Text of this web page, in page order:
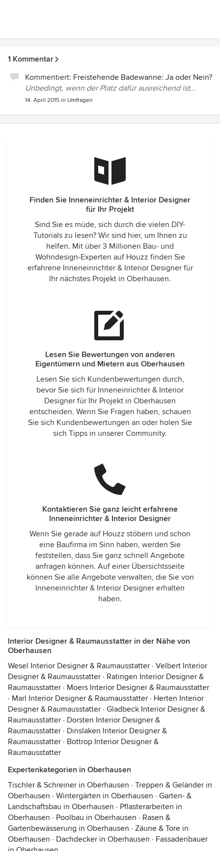
1 Kommentar
Kommentiert: Freistehende Badewanne: Ja oder Nein?
Unbedingt, wenn der Platz dafür ausreichend ist...
14. April 2015 in Umfragen
Finden Sie Inneneinrichter & Interior Designer
für Ihr Projekt
Sind Sie es müde, sich durch die vielen DIY-
Tutorials zu lesen? Wir sind hier, um Ihnen zu
helfen. Mit über 3 Millionen Bau- und
Wohndesign-Experten auf Houzz finden Sie
erfahrene Inneneinrichter & Interior Designer für
Ihr nächstes Projekt in Oberhausen.
Lesen Sie Bewertungen von anderen
Eigentümern und Mietern aus Oberhausen
Lesen Sie sich Kundenbewertungen durch,
bevor Sie sich für Inneneinrichter & Interior
Designer für Ihr Projekt in Oberhausen
entscheiden. Wenn Sie Fragen haben, schauen
Sie sich Kundenbewertungen an oder holen Sie
sich Tipps in unserer Community.
Kontaktieren Sie ganz leicht erfahrene
Inneneinrichter & Interior Designer
Wenn Sie gerade auf Houzz stöbern und schon
eine Baufirma im Sinn haben, werden Sie
feststellen, dass Sie ganz schnell Angebote
anfragen können. Auf einer Übersichtsseite
können Sie alle Angebote verwalten, die Sie von
Inneneinrichter & Interior Designer erhalten
haben.
Interior Designer & Raumausstatter in der Nähe von
Oberhausen
Wesel Interior Designer & Raumausstatter · Velbert Interior
Designer & Raumausstatter · Ratingen Interior Designer &
Raumausstatter · Moers Interior Designer & Raumausstatter
· Marl Interior Designer & Raumausstatter · Herten Interior
Designer & Raumausstatter · Gladbeck Interior Designer &
Raumausstatter · Dorsten Interior Designer &
Raumausstatter · Dinslaken Interior Designer &
Raumausstatter · Bottrop Interior Designer &
Raumausstatter
Expertenkategorien in Oberhausen
Tischler & Schreiner in Oberhausen · Treppen & Geländer in
Oberhausen · Wintergärten in Oberhausen · Garten- &
Landschaftsbau in Oberhausen · Pflasterarbeiten in
Oberhausen · Poolbau in Oberhausen · Rasen &
Gartenbewässerung in Oberhausen · Zäune & Tore in
Oberhausen · Dachdecker in Oberhausen · Fassadenbauer